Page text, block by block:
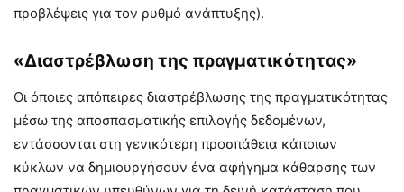
προβλέψεις για τον ρυθμό ανάπτυξης).
«Διαστρέβλωση της πραγματικότητας»
Οι όποιες απόπειρες διαστρέβλωσης της πραγματικότητας
μέσω της αποσπασματικής επιλογής δεδομένων,
εντάσσονται στη γενικότερη προσπάθεια κάποιων
κύκλων να δημιουργήσουν ένα αφήγημα κάθαρσης των